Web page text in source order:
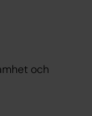
och